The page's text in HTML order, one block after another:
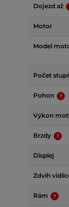
Dojezd až
Motor
Model
Počet
Pohon
Výkon
Brzdy
Displej
Zdvih
Rám